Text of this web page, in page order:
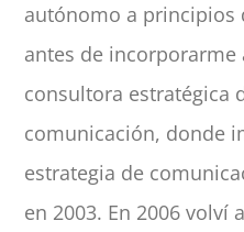
autónomo a principios
antes de incorporarme
consultora estratégica
comunicación, donde
estrategia de
en 2003. En 2006 volví